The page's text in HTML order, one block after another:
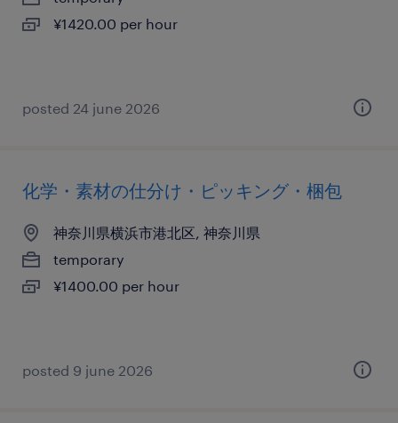
¥1420.00 per hour
posted 24 june 2026
化学・素材の仕分け・ピッキング・梱包
神奈川県横浜市港北区, 神奈川県
temporary
¥1400.00 per hour
posted 9 june 2026